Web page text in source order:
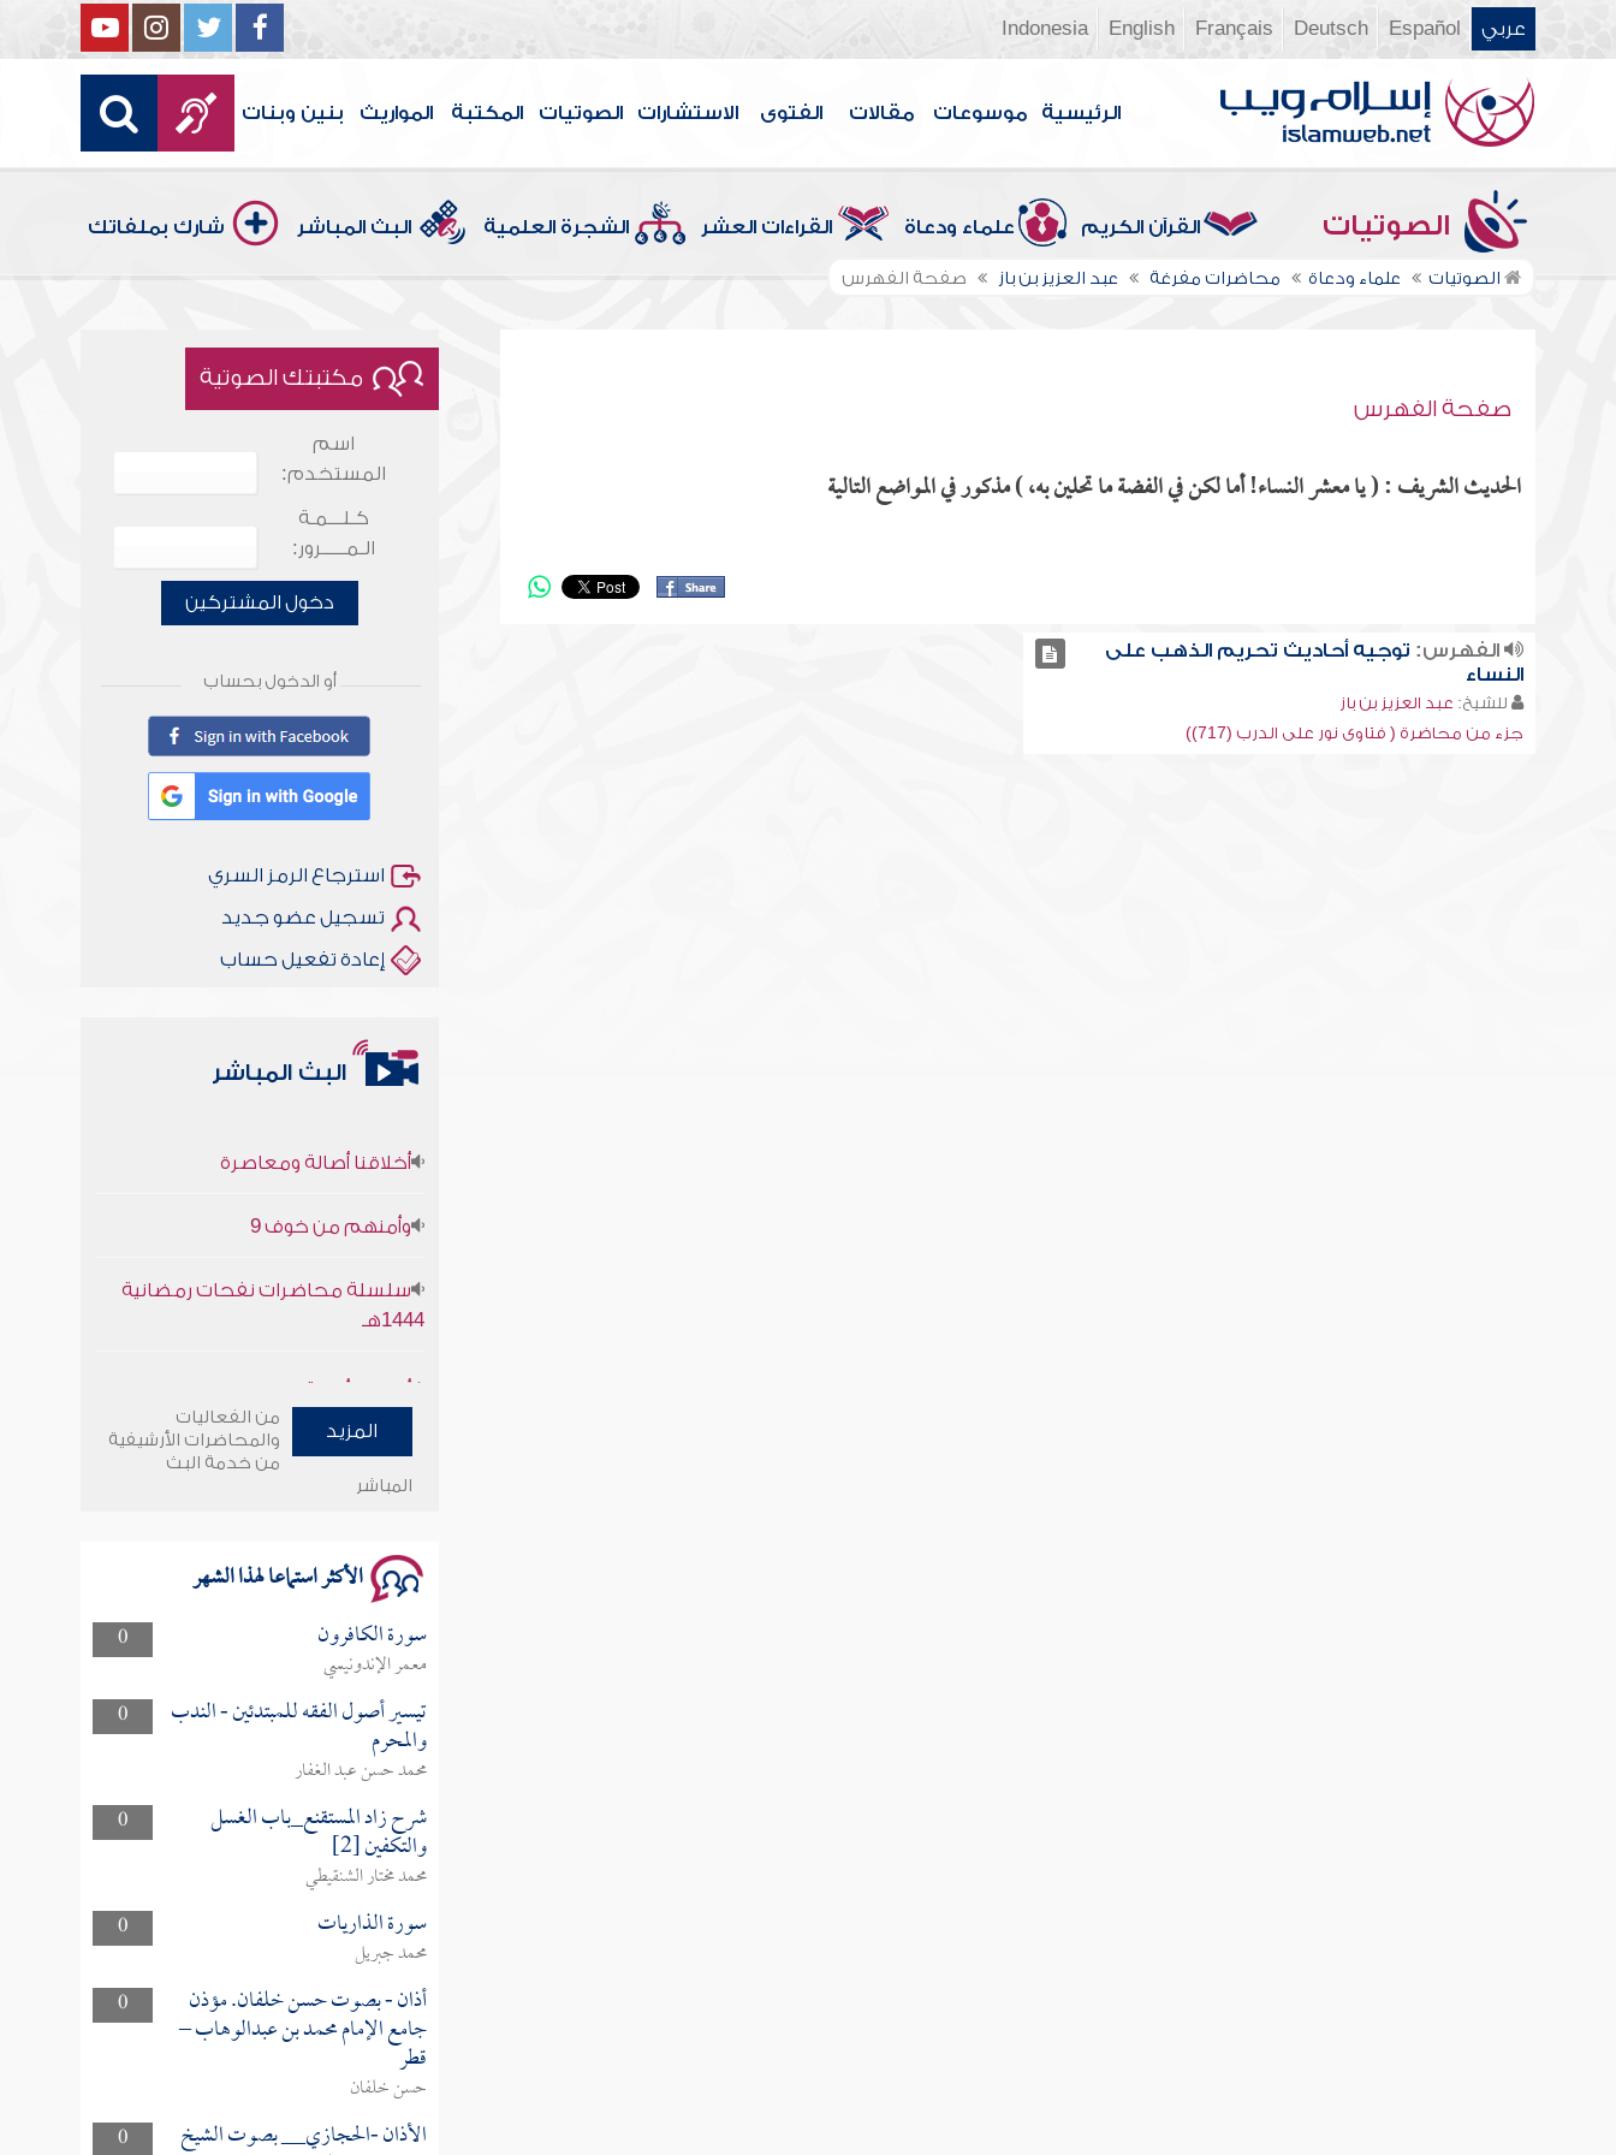
عربي Español
Deutsch
Français
English
Indonesia
الرئيسية موسوعات مقالات الفتوى الاستشارات الصوتيات المكتبة المواريث بنين وبنات
الصوتيات القرآن الكريم علماء ودعاة القراءات العشر الشجرة العلمية البث المباشر شارك بملفاتك
الصوتيات علماء ودعاة محاضرات مفرغة عبد العزيز بن باز صفحة الفهرس
صفحة الفهرس
الحديث الشريف : ( يا معشر النساء! أما لكن في الفضة ما تحلين به، ) مذكور في المواضع التالية
الفهرس: توجيه أحاديث تحريم الذهب على
النساء
للشيخ: عبد العزيز بن باز
جزء من محاضرة ( فتاوى نور على الدرب (717))
مكتبتك الصوتية
اسم
المستخدم:
كـلـــمـة
الـمـــــرور:
دخول المشتركين
أو الدخول بحساب
استرجاع الرمز السري
تسجيل عضو جديد
إعادة تفعيل حساب
البث المباشر
1444هـ
وأمنهم من خوف 9
سلسلة محاضرات نفحات رمضانية
المزيد
من الفعاليات
والمحاضرات الأرشيفية
من خدمة البث
المباشر
الأكثر استماعا لهذا الشهر
0 سورة الكافرون
معمر الإندونيسي
0
تيسير أصول الفقه للمبتدئين - الندب
والمحرم
محمد حسن عبد الغفار
0
شرح زاد المستقنع_باب الغسل
والتكفين [2]
محمد مختار الشنقيطي
0
سورة الذاريات
محمد جبريل
0
أذان - بصوت حسن خلفان. مؤذن
جامع الإمام محمد بن عبدالوهاب –
قطر
حسن خلفان
0
الأذان -الحجازي__ بصوت الشيخ